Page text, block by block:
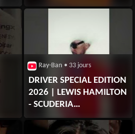
Ray-Ban • 33 jours
DRIVER SPECIAL EDITION
2026 | LEWIS HAMILTON
- SCUDERIA
FERRARI COLLECTION​